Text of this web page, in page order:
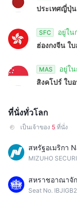
ประเทศญี่ปุ่น
SFC
อยู่ใน
ฮ่องกงจีน ใ
MAS
อยู่ใ
สิงคโปร์ ใบ
ที่นั่งทั่วโลก
เป็นเจ้าของ 5 ที่นั่ง
สหรัฐอเมริกา
MIZUHO
สหราชอาณาจั
Seat No.